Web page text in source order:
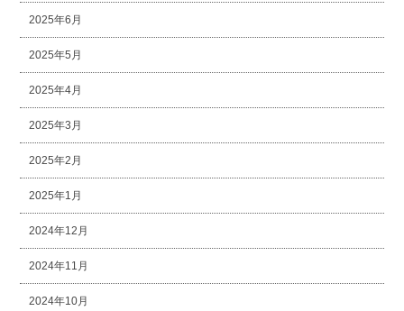
2025年6月
2025年5月
2025年4月
2025年3月
2025年2月
2025年1月
2024年12月
2024年11月
2024年10月